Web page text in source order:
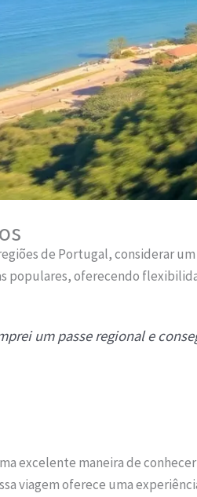
de Portugal, considerar
populares, oferecendo
um passe regional e
excelente maneira de
viagem oferece uma